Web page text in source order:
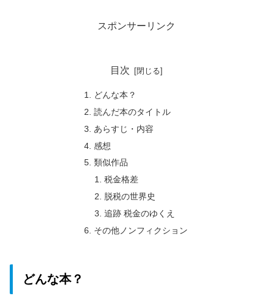
スポンサーリンク
目次
どんな本？
読んだ本のタイトル
あらすじ・内容
感想
類似作品
税金格差
脱税の世界史
追跡 税金のゆくえ
その他ノンフィクション
どんな本？